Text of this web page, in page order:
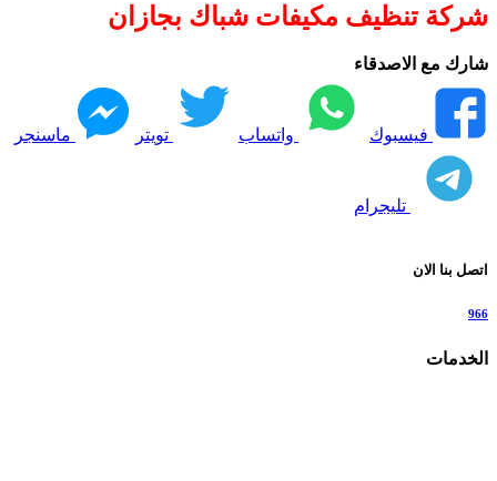
شركة تنظيف مكيفات شباك بجازان
شارك مع الاصدقاء
فيسبوك واتساب تويتر ماسنجر
تليجرام
اتصل بنا الان
966
الخدمات